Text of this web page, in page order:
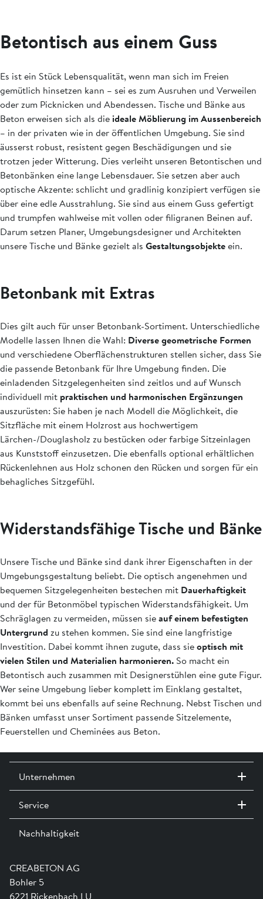
Betontisch aus einem Guss
Es ist ein Stück Lebensqualität, wenn man sich im Freien
gemütlich hinsetzen kann – sei es zum Ausruhen und Verweilen
oder zum Picknicken und Abendessen. Tische und Bänke aus
Beton erweisen sich als dieideale Möblierung im Aussenbereich
– in der privaten wie in der öffentlichen Umgebung. Sie sind
äusserst robust, resistent gegen Beschädigungen und sie
trotzen jeder Witterung. Dies verleiht unseren Betontischen und
Betonbänken eine lange Lebensdauer. Sie setzen aber auch
optische Akzente: schlicht und gradlinig konzipiert verfügen sie
über eine edle Ausstrahlung. Sie sind aus einem Guss gefertigt
und trumpfen wahlweise mit vollen oder filigranen Beinen auf.
Darum setzen Planer, Umgebungsdesigner und Architekten
unsere Tische und Bänke gezielt als Gestaltungsobjekteein.
Betonbank mit Extras
Dies gilt auch für unser Betonbank-Sortiment. Unterschiedliche
Modelle lassen Ihnen die Wahl: Diverse geometrische Formen
und verschiedene Oberflächenstrukturen stellen sicher, dass Sie
die passende Betonbank für Ihre Umgebung finden. Die
einladenden Sitzgelegenheiten sind zeitlos und auf Wunsch
individuell mit praktischen und harmonischen Ergänzungen
auszurüsten: Sie haben je nach Modell die Möglichkeit, die
Sitzfläche mit einem Holzrost aus hochwertigem
Lärchen-/Douglasholz zu bestücken oder farbige Sitzeinlagen
aus Kunststoff einzusetzen. Die ebenfalls optional erhältlichen
Rückenlehnen aus Holz schonen den Rücken und sorgen für ein
behagliches Sitzgefühl.
Widerstandsfähige Tische und Bänke
Unsere Tische und Bänke sind dank ihrer Eigenschaften in der
Umgebungsgestaltung beliebt. Die optisch angenehmen und
bequemen Sitzgelegenheiten bestechen mit Dauerhaftigkeit
und der für Betonmöbel typischen Widerstandsfähigkeit. Um
Schräglagen zu vermeiden, müssen sieauf einem befestigten
Untergrund zu stehen kommen. Sie sind eine langfristige
Investition. Dabei kommt ihnen zugute, dass sieoptisch mit
vielen Stilen und Materialien harmonieren. So macht ein
Betontisch auch zusammen mit Designerstühlen eine gute Figur.
Wer seine Umgebung lieber komplett im Einklang gestaltet,
kommt bei uns ebenfalls auf seine Rechnung. Nebst Tischen und
Bänken umfasst unser Sortiment passende Sitzelemente,
Feuerstellen und Cheminées aus Beton.
CREABETON AG
Bohler 5
6221 Rickenbach LU
Unternehmen
Kontakt / Standorte
Ausstellungen
Team
Ausbildung
Service
Dienstleistungen
Shop Hilfe
Anwendungsunterstützung
Newsletter
Nachhaltigkeit
Engagement
Swissness
Schwammstadt